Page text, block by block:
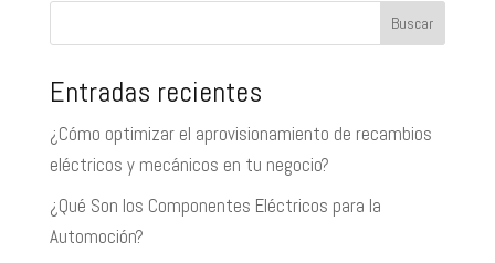
Buscar
Entradas recientes
¿Cómo optimizar el aprovisionamiento de recambios
eléctricos y mecánicos en tu negocio?
¿Qué Son los Componentes Eléctricos para la
Automoción?